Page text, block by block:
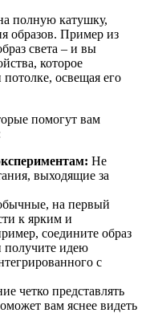
полную катушку,
образов. Пример из
света – и вы
которое
освещая его
помогут вам
Не
выходящие за
на первый
к ярким и
соедините образ
получите идею
с
четко представлять
вам яснее видеть